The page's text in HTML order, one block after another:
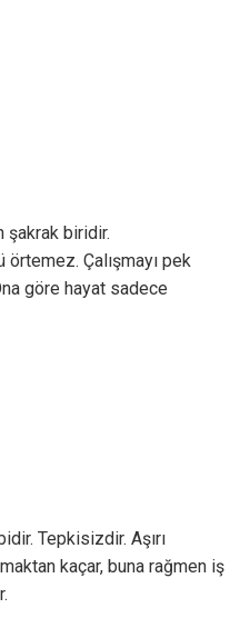
şakrak biridir.
Çalışmayı pek
göre hayat sadece
Tepkisizdir. Aşırı
kaçar, buna rağmen iş